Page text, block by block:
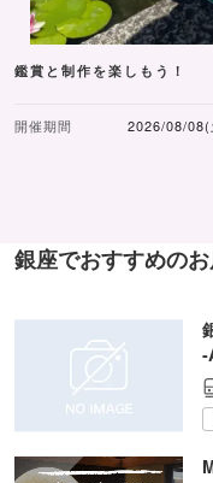
鑑賞と制作を楽しもう！
開催期間 2026/08/
銀座でおすすめの